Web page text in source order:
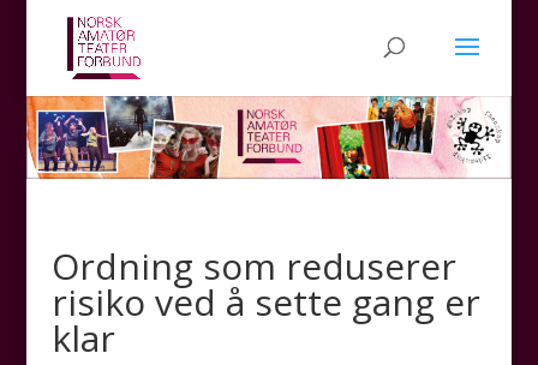
Ordning som reduserer
risiko ved å sette gang er
klar